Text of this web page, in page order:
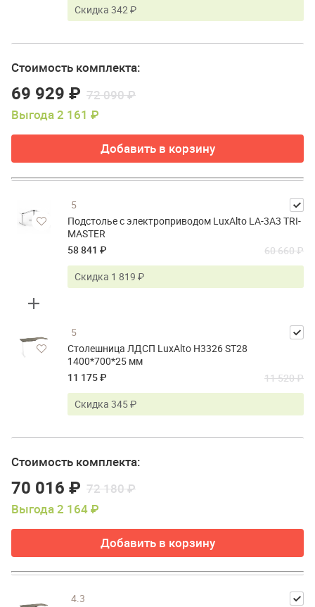
Скидка 342 ₽
Стоимость комплекта:
69 929 ₽ 72 090 ₽
Выгода 2 161 ₽
Добавить в корзину
5
Подстолье с электроприводом LuxAlto LA-3A3 TRI-
MASTER
58 841 ₽
60 660 ₽
Скидка 1 819 ₽
5
Столешница ЛДСП LuxAlto H3326 ST28
1400*700*25 мм
11 175 ₽
11 520 ₽
Скидка 345 ₽
Стоимость комплекта:
70 016 ₽ 72 180 ₽
Выгода 2 164 ₽
Добавить в корзину
4.3